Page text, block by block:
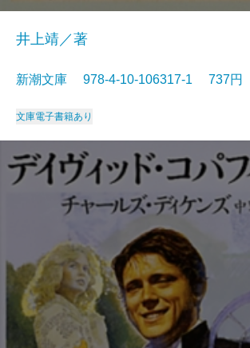
井上靖／著
新潮文庫 978-4-10-106317-1 737円
文庫電子書籍あり